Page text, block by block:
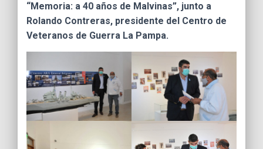
“Memoria: a 40 años de Malvinas”, junto a
Rolando Contreras, presidente del Centro de
Veteranos de Guerra La Pampa.